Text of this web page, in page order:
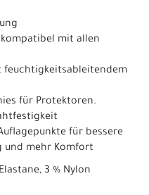
mit allen
feuchtigkeitsableitendem
für Protektoren.
für bessere
und mehr Komfort
3 % Nylon